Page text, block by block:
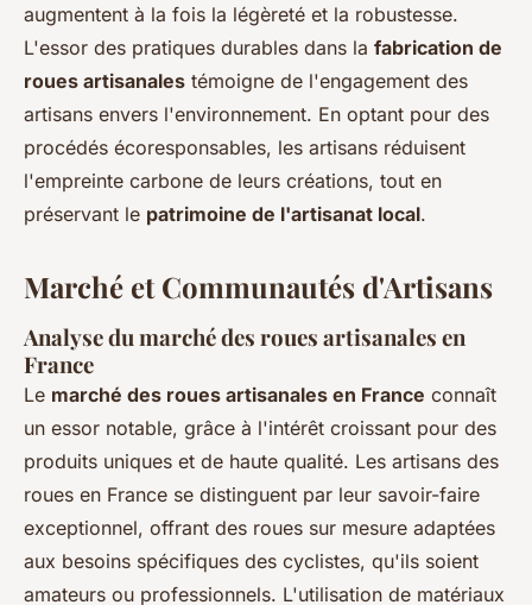
augmentent à la fois la légèreté et la robustesse.
L'essor des pratiques durables dans la fabrication de
roues artisanales témoigne de l'engagement des
artisans envers l'environnement. En optant pour des
procédés écoresponsables, les artisans réduisent
l'empreinte carbone de leurs créations, tout en
préservant le patrimoine de l'artisanat local.
Marché et Communautés d'Artisans
Analyse du marché des roues artisanales en
France
Le marché des roues artisanales en France connaît
un essor notable, grâce à l'intérêt croissant pour des
produits uniques et de haute qualité. Les artisans des
roues en France se distinguent par leur savoir-faire
exceptionnel, offrant des roues sur mesure adaptées
aux besoins spécifiques des cyclistes, qu'ils soient
amateurs ou professionnels. L'utilisation de matériaux